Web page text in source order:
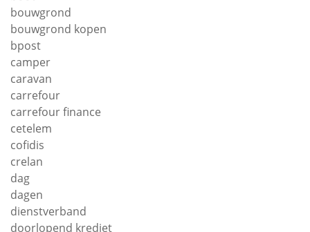
bouwgrond
bouwgrond kopen
bpost
camper
caravan
carrefour
carrefour finance
cetelem
cofidis
crelan
dag
dagen
dienstverband
doorlopend krediet